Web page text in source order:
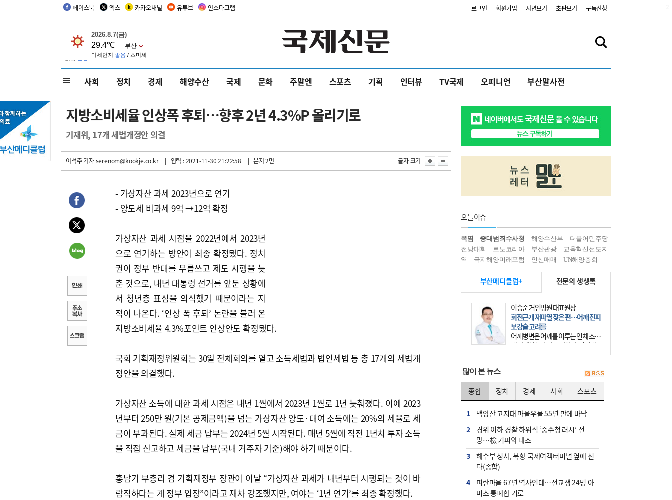
페이스북 엑스 카카오채널 유튜브 인스타그램 로그인 회원가입 지면보기 초판보기 구독신청
사회 정치 경제 해양수산 국제 문화 주말엔 스포츠 기획 인터뷰 TV국제 오피니언 부산말사전
지방소비세율 인상폭 후퇴…향후 2년 4.3%P 올리기로
기재위, 17개 세법개정안 의결
이석주 기자serenom@kookje.co.kr | 입력 : 2021-11-30 21:22:58 | 본지 2면 글자 크기
- 가상자산 과세 2023년으로 연기
- 양도세 비과세 9억 →12억 확정
가상자산 과세 시점을 2022년에서 2023년
으로 연기하는 방안이 최종 확정됐다. 정치
권이 정부 반대를 무릅쓰고 제도 시행을 늦
춘 것으로, 내년 대통령 선거를 앞둔 상황에
서 청년층 표심을 의식했기 때문이라는 지
적이 나온다. ‘인상 폭 후퇴’ 논란을 불러 온
지방소비세율 4.3%포인트 인상안도 확정됐다.
국회 기획재정위원회는 30일 전체회의를 열고 소득세법과 법인세법 등 총 17개의 세법개
정안을 의결했다.
가상자산 소득에 대한 과세 시점은 내년 1월에서 2023년 1월로 1년 늦춰졌다. 이에 2023
년부터 250만 원(기본 공제금액)을 넘는 가상자산 양도·대여 소득에는 20%의 세율로 세
금이 부과된다. 실제 세금 납부는 2024년 5월 시작된다. 매년 5월에 직전 1년치 투자 소득
을 직접 신고하고 세금을 납부(국내 거주자 기준)해야 하기 때문이다.
홍남기 부총리 겸 기획재정부 장관이 이날 “가상자산 과세가 내년부터 시행되는 것이 바
람직하다는 게 정부 입장”이라고 재차 강조했지만, 여야는 ‘1년 연기’를 최종 확정했다.
오늘이슈
폭염 중대범죄수사청 해양수산부
더불어민주당
전당대회
르노코리아 부산관광
교육혁신선도지
역
극지해양미래포럼 인신매매 UN해양총회
부산메디클럽+ 전문의 생생톡
이승준 거인병원 대표원장
회전근개 재파열 잦은 편…어깨 진피
보강술 고려를
어깨병변은 어깨를 이루는 인체 조직
에 발생하는 손상을 말한다. 여기에
는 오십견과 회전근개 증후군, 어깨
많이 본 뉴스
종합 정치 경제 사회 스포츠
1
백양산 고지대 마을우물 55년 만에 바닥
2
경위 이하 경찰 하위직 ‘중수청 러시’ 전
망…檢 기피와 대조
3
해수부 청사, 북항 국제여객터미널 옆에 선
다(종합)
4
피란마을 67년 역사인데…전교생 24명 아
미초 통폐합 기로